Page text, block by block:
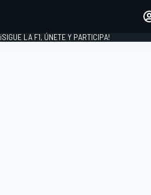
¡SIGUE LA F1, ÚNETE Y PARTICIPA!